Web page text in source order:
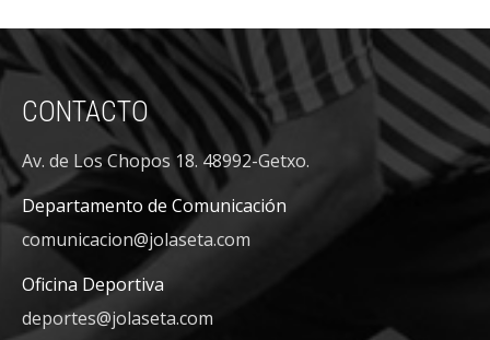
CONTACTO
Av. de Los Chopos 18. 48992-Getxo.
Departamento de Comunicación
comunicacion@jolaseta.com
Oficina Deportiva
deportes@jolaseta.com